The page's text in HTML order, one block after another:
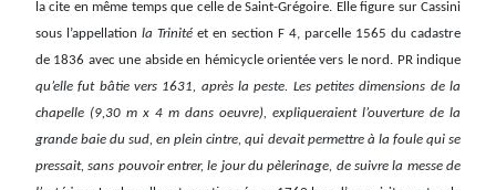
la cite en même temps que celle de Saint-Grégoire. Elle figure sur Cassini
sous l’appellation la Trinité et en section F 4, parcelle 1565 du cadastre
de 1836 avec une abside en hémicycle orientée vers le nord. PR indique
qu’elle fut bâtie vers 1631, après la peste. Les petites dimensions de la
chapelle (9,30 m x 4 m dans oeuvre), expliqueraient l’ouverture de la
grande baie du sud, en plein cintre, qui devait permettre à la foule qui se
pressait, sans pouvoir entrer, le jour du pèlerinage, de suivre la messe de